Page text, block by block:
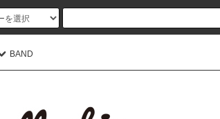
BAND